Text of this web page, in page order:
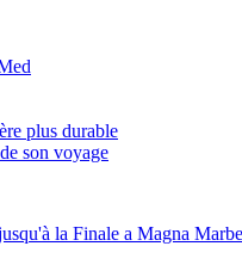
plus durable
son voyage
la Finale a Magna